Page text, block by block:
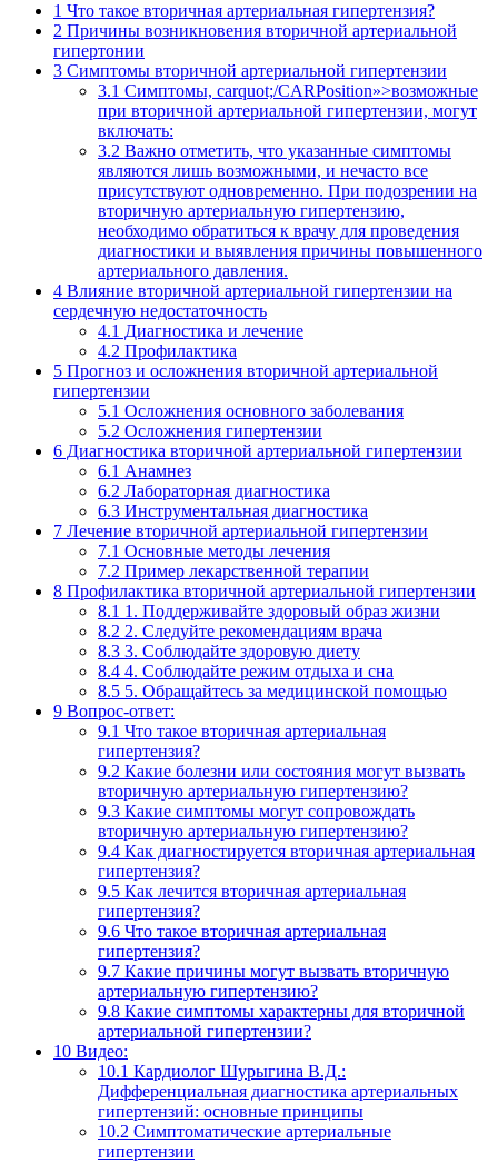
1 Что такое вторичная артериальная гипертензия?
2 Причины возникновения вторичной артериальной
гипертонии
3 Симптомы вторичной артериальной гипертензии
3.1 Симптомы, carquot;/CARPosition»>возможные
при вторичной артериальной гипертензии, могут
включать:
3.2 Важно отметить, что указанные симптомы
являются лишь возможными, и нечасто все
присутствуют одновременно. При подозрении на
вторичную артериальную гипертензию,
необходимо обратиться к врачу для проведения
диагностики и выявления причины повышенного
артериального давления.
4 Влияние вторичной артериальной гипертензии на
сердечную недостаточность
4.1 Диагностика и лечение
4.2 Профилактика
5 Прогноз и осложнения вторичной артериальной
гипертензии
5.1 Осложнения основного заболевания
5.2 Осложнения гипертензии
6 Диагностика вторичной артериальной гипертензии
6.1 Анамнез
6.2 Лабораторная диагностика
6.3 Инструментальная диагностика
7 Лечение вторичной артериальной гипертензии
7.1 Основные методы лечения
7.2 Пример лекарственной терапии
8 Профилактика вторичной артериальной гипертензии
8.1 1. Поддерживайте здоровый образ жизни
8.2 2. Следуйте рекомендациям врача
8.3 3. Соблюдайте здоровую диету
8.4 4. Соблюдайте режим отдыха и сна
8.5 5. Обращайтесь за медицинской помощью
9 Вопрос-ответ:
9.1 Что такое вторичная артериальная
гипертензия?
9.2 Какие болезни или состояния могут вызвать
вторичную артериальную гипертензию?
9.3 Какие симптомы могут сопровождать
вторичную артериальную гипертензию?
9.4 Как диагностируется вторичная артериальная
гипертензия?
9.5 Как лечится вторичная артериальная
гипертензия?
9.6 Что такое вторичная артериальная
гипертензия?
9.7 Какие причины могут вызвать вторичную
артериальную гипертензию?
9.8 Какие симптомы характерны для вторичной
артериальной гипертензии?
10 Видео:
10.1 Кардиолог Шурыгина В.Д.:
Дифференциальная диагностика артериальных
гипертензий: основные принципы
10.2 Симптоматические артериальные
гипертензии